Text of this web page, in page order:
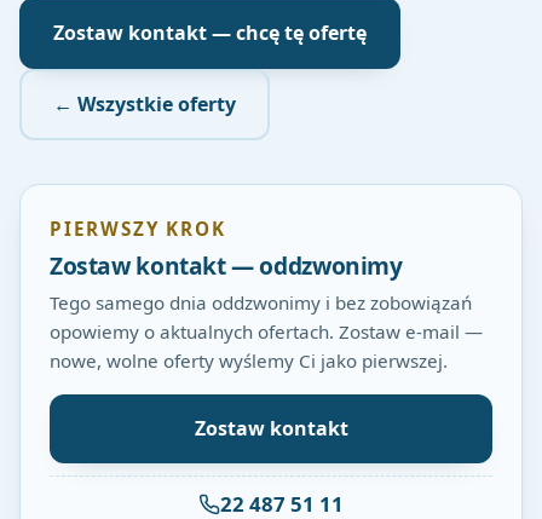
Zostaw kontakt — chcę tę ofertę
← Wszystkie oferty
PIERWSZY KROK
Zostaw kontakt — oddzwonimy
Tego samego dnia oddzwonimy i bez zobowiązań
opowiemy o aktualnych ofertach. Zostaw e-mail —
nowe, wolne oferty wyślemy Ci jako pierwszej.
Zostaw kontakt
22 487 51 11